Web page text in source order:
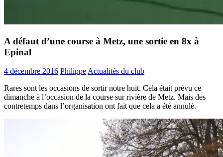
A défaut d’une course à Metz, une sortie en 8x à
Epinal
4 décembre 2016 PhilippeActualités du club
Rares sont les occasions de sortir notre huit. Cela était prévu ce
dimanche à l’occasion de la course sur rivière de Metz. Mais des
contretemps dans l’organisation ont fait que cela a été annulé.